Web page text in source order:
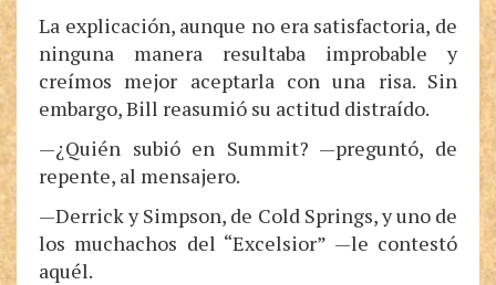
La explicación, aunque no era satisfactoria, de
ninguna manera resultaba improbable y
creímos mejor aceptarla con una risa. Sin
embargo, Bill reasumió su actitud distraído.
—¿Quién subió en Summit? —preguntó, de
repente, al mensajero.
—Derrick y Simpson, de Cold Springs, y uno de
los muchachos del “Excelsior” —le contestó
aquél.